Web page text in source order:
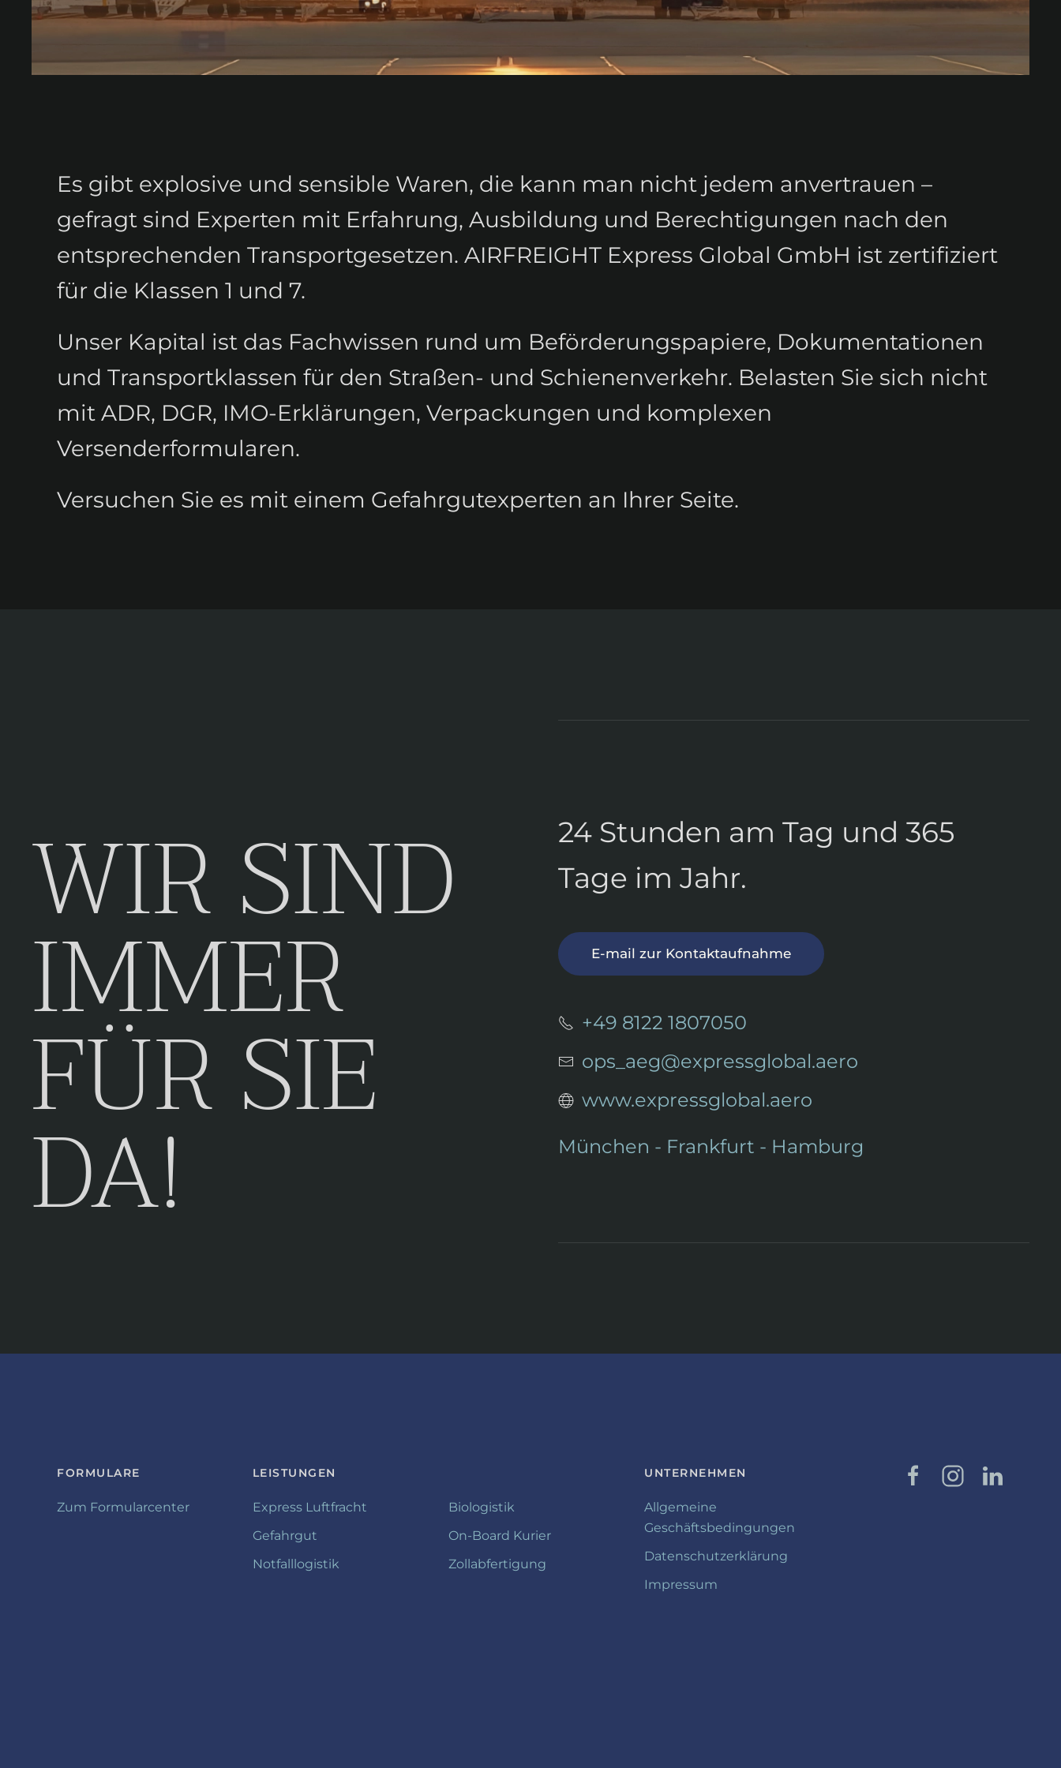
Es gibt explosive und sensible Waren, die kann man nicht jedem anvertrauen –
gefragt sind Experten mit Erfahrung, Ausbildung und Berechtigungen nach den
entsprechenden Transportgesetzen. AIRFREIGHT Express Global GmbH ist zertifiziert
für die Klassen 1 und 7.
Unser Kapital ist das Fachwissen rund um Beförderungspapiere, Dokumentationen
und Transportklassen für den Straßen- und Schienenverkehr. Belasten Sie sich nicht
mit ADR, DGR, IMO-Erklärungen, Verpackungen und komplexen
Versenderformularen.
Versuchen Sie es mit einem Gefahrgutexperten an Ihrer Seite.
WIR SIND
IMMER
FÜR SIE
DA!
24 Stunden am Tag und 365
Tage im Jahr.
E-mail zur Kontaktaufnahme
+49 8122 1807050
ops_aeg@expressglobal.aero
www.expressglobal.aero
München - Frankfurt - Hamburg
FORMULARE
Zum Formularcenter
LEISTUNGEN
Express Luftfracht
Gefahrgut
Notfalllogistik
Biologistik
On-Board Kurier
Zollabfertigung
UNTERNEHMEN
Allgemeine
Geschäftsbedingungen
Datenschutzerklärung
Impressum